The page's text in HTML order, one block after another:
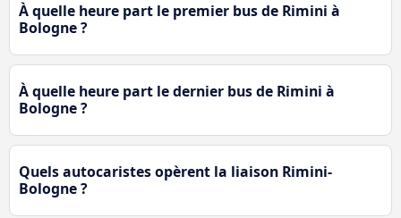
À quelle heure part le premier bus de Rimini à
Bologne ?
À quelle heure part le dernier bus de Rimini à
Bologne ?
Quels autocaristes opèrent la liaison Rimini-
Bologne ?